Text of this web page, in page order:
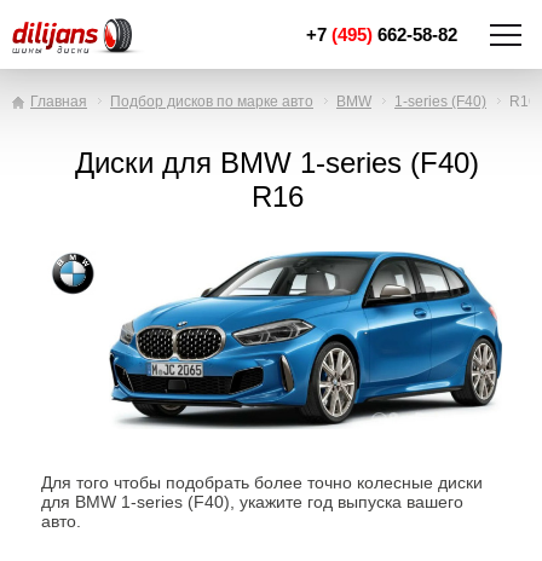
+7 (495) 662-58-82
Главная Подбор дисков по марке авто BMW 1-series (F40) R16
Диски для BMW 1-series (F40)
R16
Для того чтобы подобрать более точно колесные диски
для BMW 1-series (F40), укажите год выпуска вашего
авто.